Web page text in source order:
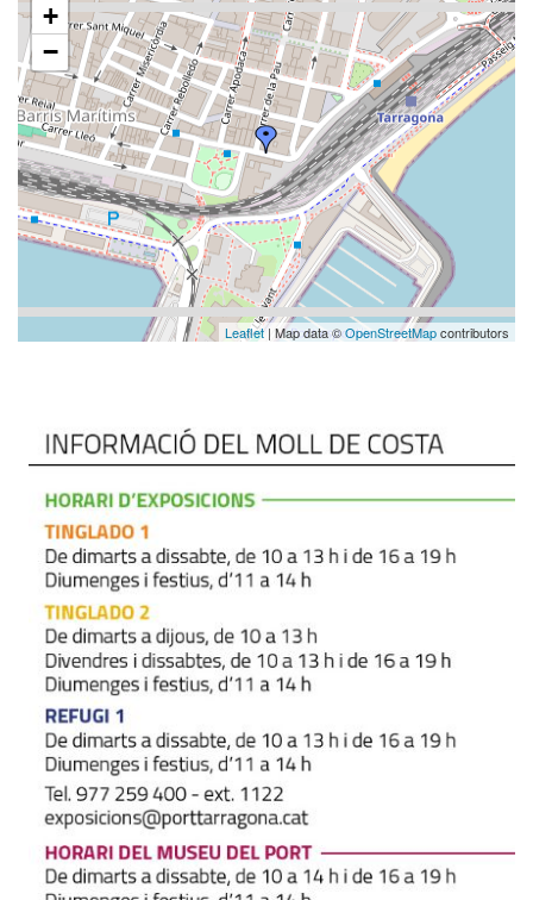
+
−
Leaflet| Map data ©OpenStreetMapcontributors